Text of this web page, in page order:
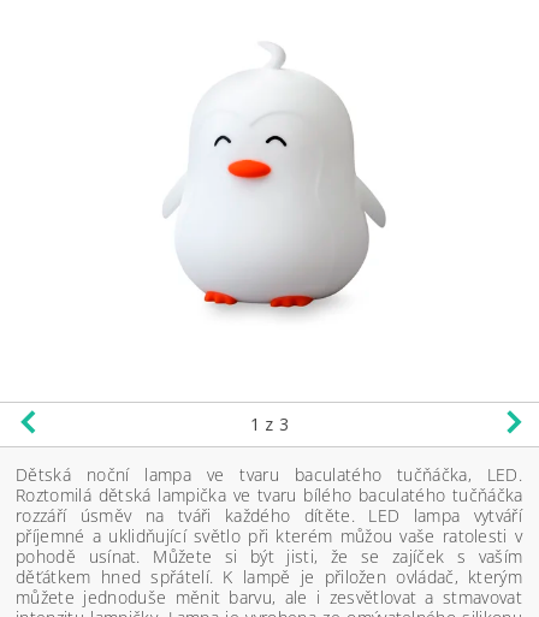
1 z 3
Dětská noční lampa ve tvaru baculatého tučňáčka, LED.
Roztomilá dětská lampička ve tvaru bílého baculatého tučňáčka
rozzáří úsměv na tváři každého dítěte. LED lampa vytváří
příjemné a uklidňující světlo při kterém můžou vaše ratolesti v
pohodě usínat. Můžete si být jisti, že se zajíček s vaším
děťátkem hned spřátelí. K lampě je přiložen ovládač, kterým
můžete jednoduše měnit barvu, ale i zesvětlovat a stmavovat